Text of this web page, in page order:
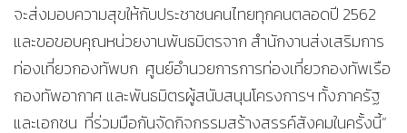
จะส่งมอบความสุขให้กับประชาชนคนไทยทุกคนตลอดปี 2562
และขอขอบคุณหน่วยงานพันธมิตรจาก สำนักงานส่งเสริมการ
ท่องเที่ยวกองทัพบก ศูนย์อำนวยการการท่องเที่ยวกองทัพเรือ
กองทัพอากาศ และพันธมิตรผู้สนับสนุนโครงการฯ ทั้งภาครัฐ
และเอกชน ที่ร่วมมือกันจัดกิจกรรมสร้างสรรค์สังคมในครั้งนี้”